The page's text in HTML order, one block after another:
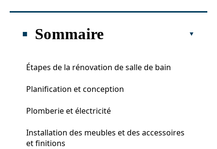
Sommaire
Étapes de la rénovation de salle de bain
Planification et conception
Plomberie et électricité
Installation des meubles et des accessoires
et finitions